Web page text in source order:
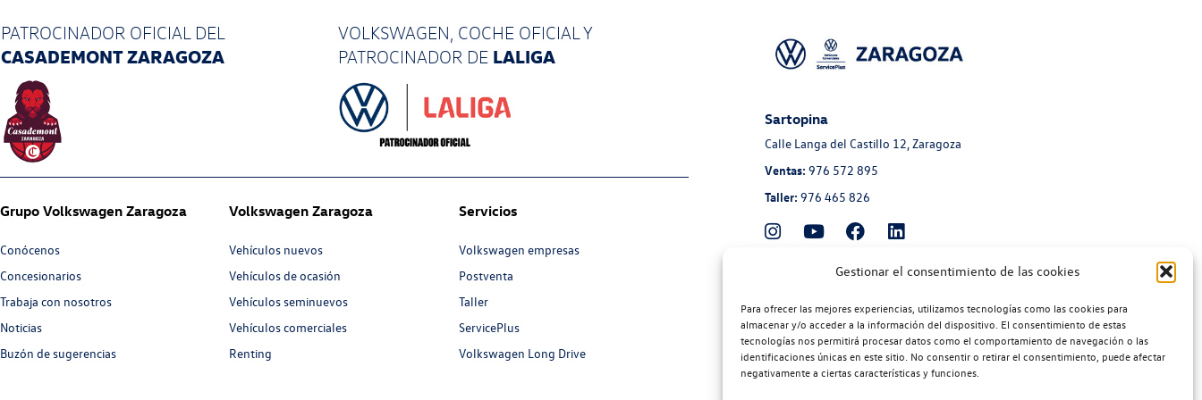
Gestionar el consentimiento de las cookies
Para ofrecer las mejores experiencias, utilizamos tecnologías como las cookies para
almacenar y/o acceder a la información del dispositivo. El consentimiento de estas
tecnologías nos permitirá procesar datos como el comportamiento de navegación o las
identificaciones únicas en este sitio. No consentir o retirar el consentimiento, puede afectar
negativamente a ciertas características y funciones.
PATROCINADOR OFICIAL DEL
CASADEMONT ZARAGOZA
VOLKSWAGEN, COCHE OFICIAL Y
PATROCINADOR DE LALIGA
Grupo Volkswagen Zaragoza
Conócenos
Concesionarios
Trabaja con nosotros
Noticias
Buzón de sugerencias
Volkswagen Zaragoza
Vehículos nuevos
Vehículos de ocasión
Vehículos seminuevos
Vehículos comerciales
Renting
Servicios
Volkswagen empresas
Postventa
Taller
ServicePlus
Volkswagen Long Drive
Sartopina
Calle Langa del Castillo 12, Zaragoza
Ventas: 976 572 895
Taller: 976 465 826
Automoción Aragonesa
Avenida de Navarra 135, Zaragoza
Ventas: 976 300 560
Taller:976 300 563